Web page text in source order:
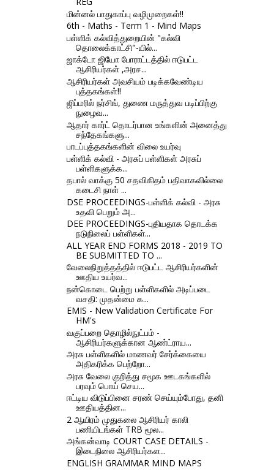
மின்னல் பாதுகாப்பு வழிமுறைகள்!!
6th - Maths - Term 1 - Mind Maps
பள்ளிக் கல்வித்துறையின் "கல்வி
தொலைக்காட்சி"-யில்...
ஜாக்டோ ஜியோ போராட்டத்தில் ஈடுபட்ட
ஆசிரியர்கள் ,அரச...
ஆசிரியர்கள் அவசியம் படிக்கவேண்டிய
புத்தகங்கள்!!
ஜிப்மரில் நர்சிங், துணை மருத்துவ படிப்பிற்கு
நுழைவ...
ஆதார் கார்ட் தொடர்பான உங்களின் அனைத்து
சந்தேகங்களு...
பாடப்புத்தகங்களின் விலை உயர்வு
பள்ளிக் கல்வி - அரசுப் பள்ளிகள் அரசுப்
பள்ளிகளுக்க...
தபால் வாக்கு 50 சதவிகிதம் பதிவாகவில்லை
கடைசி நாள் ...
DSE PROCEEDINGS-பள்ளிக் கல்வி - அரசு
உதவி பெறும் அ...
DEE PROCEEDINGS-புதியதாக தொடக்க
நடுநிலைப் பள்ளிகள்...
ALL YEAR END FORMS 2018 - 2019 TO
BE SUBMITTED TO ...
வேலைநிறுத்தத்தில் ஈடுபட்ட ஆசிரியர்களின்
ஊதிய உயர்வ...
நன்கொடை பெற்று பள்ளிகளில் அடிப்படை
வசதி: முதன்மை க...
EMIS - New Validation Certificate For
HM's
வகுப்பறை தொழில்நுட்பம் -
ஆசிரியர்களுக்கான ஆண்ட்ராய...
அரசு பள்ளிகளில் மாணவர் சேர்க்கையை
அதிகரிக்க பெற்றோ...
அரசு வேலை குறித்து சமூக ஊடகங்களில்
பரவும் பொய் செய...
ஈட்டிய விடுப்பினை சரண் செய்யும்போது, தனி
ஊதியத்தின...
2 ஆயிரம் முதுகலை ஆசிரியர் காலி
பணியிடங்கள் TRB மூல...
அங்கன்வாடி COURT CASE DETAILS -
இடைநிலை ஆசிரியர்கள...
ENGLISH GRAMMAR MIND MAPS